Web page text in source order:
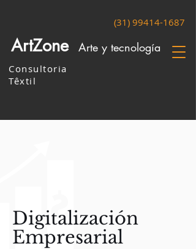
Consultoria
Têxtil
ArtZone Arte y tecnología
(31) 99414-1687
​Digitalización
Empresarial